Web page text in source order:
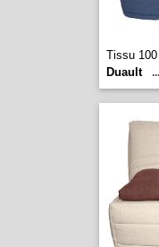
Tissu
Duault
...